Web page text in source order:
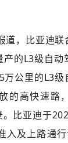
道，比亚迪
的L3级自动
公里的L3
的高快速路
比亚迪于
入及上路通